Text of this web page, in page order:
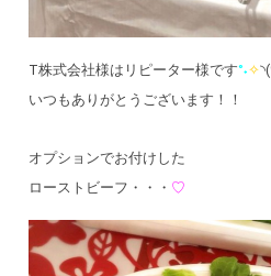
T株式会社様はリピーター様です°˖✧
いつもありがとうございます！！
オプションでお付けした
ローストビーフ・・・ ♡